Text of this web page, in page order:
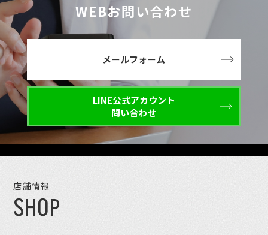
WEBお問い合わせ
メールフォーム
LINE公式アカウント
問い合わせ
店舗情報
SHOP